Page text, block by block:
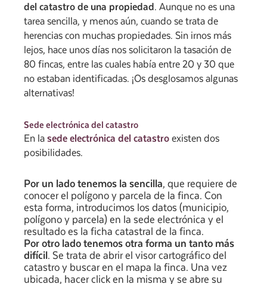
del catastro de una propiedad. Aunque no es una
tarea sencilla, y menos aún, cuando se trata de
herencias con muchas propiedades. Sin irnos más
lejos, hace unos días nos solicitaron la tasación de
80 fincas, entre las cuales había entre 20 y 30 que
no estaban identificadas. ¡Os desglosamos algunas
alternativas!
Sede electrónica del catastro
En lasede electrónica del catastro existen dos
posibilidades.
Por un lado tenemos la sencilla, que requiere de
conocer el polígono y parcela de la finca. Con
esta forma, introducimos los datos (municipio,
polígono y parcela) en la sede electrónica y el
resultado es la ficha catastral de la finca.
Por otro lado tenemos otra forma un tanto más
difícil. Se trata de abrir el visor cartográfico del
catastro y buscar en el mapa la finca. Una vez
ubicada, hacer click en la misma y se abre su